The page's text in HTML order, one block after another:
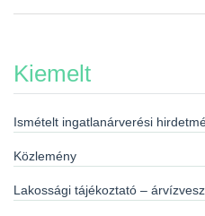
Kiemelt
Ismételt ingatlanárverési
Közlemény
Lakossági tájékoztató –